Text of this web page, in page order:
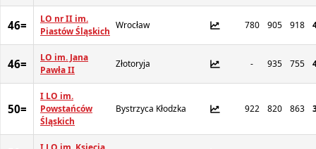
46=
LO nr II im.
Piastów Śląskich
Wrocław 780 905 918
46=
LO im. Jana
Pawła II
Złotoryja - 935 755
50=
I LO im.
Powstańców
Śląskich
Bystrzyca Kłodzka 922 820 863